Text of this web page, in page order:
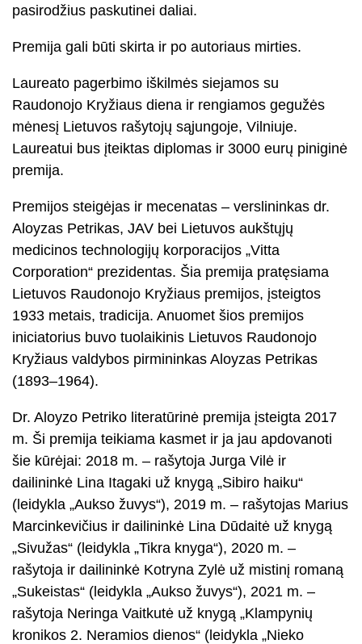
pasirodžius paskutinei daliai.
Premija gali būti skirta ir po autoriaus mirties.
Laureato pagerbimo iškilmės siejamos su
Raudonojo Kryžiaus diena ir rengiamos gegužės
mėnesį Lietuvos rašytojų sąjungoje, Vilniuje.
Laureatui bus įteiktas diplomas ir 3000 eurų piniginė
premija.
Premijos steigėjas ir mecenatas – verslininkas dr.
Aloyzas Petrikas, JAV bei Lietuvos aukštųjų
medicinos technologijų korporacijos „Vitta
Corporation“ prezidentas. Šia premija pratęsiama
Lietuvos Raudonojo Kryžiaus premijos, įsteigtos
1933 metais, tradicija. Anuomet šios premijos
iniciatorius buvo tuolaikinis Lietuvos Raudonojo
Kryžiaus valdybos pirmininkas Aloyzas Petrikas
(1893–1964).
Dr. Aloyzo Petriko literatūrinė premija įsteigta 2017
m. Ši premija teikiama kasmet ir ja jau apdovanoti
šie kūrėjai: 2018 m. – rašytoja Jurga Vilė ir
dailininkė Lina Itagaki už knygą „Sibiro haiku“
(leidykla „Aukso žuvys“), 2019 m. – rašytojas Marius
Marcinkevičius ir dailininkė Lina Dūdaitė už knygą
„Sivužas“ (leidykla „Tikra knyga“), 2020 m. –
rašytoja ir dailininkė Kotryna Zylė už mistinį romaną
„Sukeistas“ (leidykla „Aukso žuvys“), 2021 m. –
rašytoja Neringa Vaitkutė už knygą „Klampynių
kronikos 2. Neramios dienos“ (leidykla „Nieko